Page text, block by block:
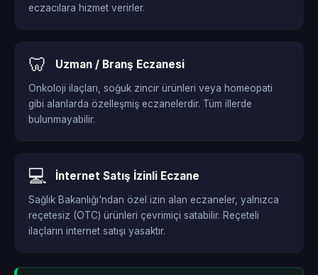
eczacılara hizmet verirler.
🦷 Uzman / Branş Eczanesi
Onkoloji ilaçları, soğuk zincir ürünleri veya homeopati
gibi alanlarda özelleşmiş eczanelerdir. Tüm illerde
bulunmayabilir.
💻 İnternet Satış İzinli Eczane
Sağlık Bakanlığı'ndan özel izin alan eczaneler, yalnızca
reçetesiz (OTC) ürünleri çevrimiçi satabilir. Reçeteli
ilaçların internet satışı yasaktır.